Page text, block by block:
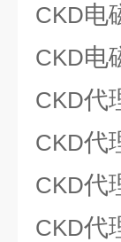
CKD电
CKD电
CKD代
CKD代
CKD代
CKD代